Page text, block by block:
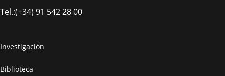
Tel.:(+34) 91 542 28 00
Investigación
Biblioteca